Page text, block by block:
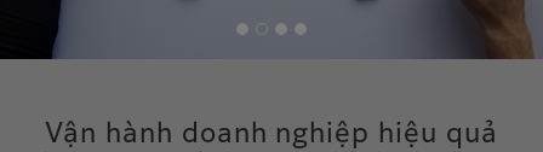
Vận hành doanh nghiệp hiệu quả